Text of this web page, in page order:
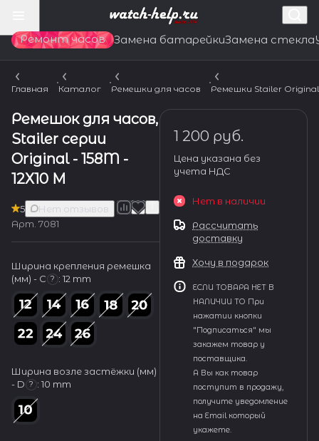
Ремонт часов Замена батарейкиЗамена стекла
Главная Каталог Ремешки для часов Ремешки Stailer Original
Ремешок для часов,
Stailer серии
Original - 158M -
12Х10 М
5
Нет отзывов
Арт. 7081
Ширина крепления ремешка
(мм) - С ? : 12 mm
Ширина возле застёжки (мм)
- D ? : 10 mm
1 200 руб.
Цена указана без
учета НДС
Нет в наличии
Рассчитать
доставку
Хочу в подарок
ЕСЛИ ТОВАРА НЕТ В
НАЛИЧИИ ТО При
нажатии кнопки
"Подписаться" мы
закажем товар у
поставщика.
А Вы как товар
поступит в продажу,
получите уведомление
на Email который
укажете.